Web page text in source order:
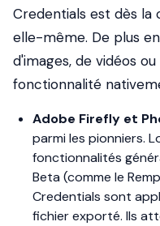
Credentials est dès la
elle-même. De plus
d'images, de vidéos
fonctionnalité
Adobe Firefly et
parmi les pionniers.
fonctionnalités
Beta (comme le
Credentials sont
fichier exporté. Ils